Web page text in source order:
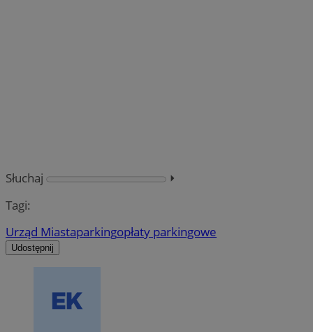
Słuchaj
⏵︎
Tagi:
Urząd Miastaparkingopłaty parkingowe
Udostępnij